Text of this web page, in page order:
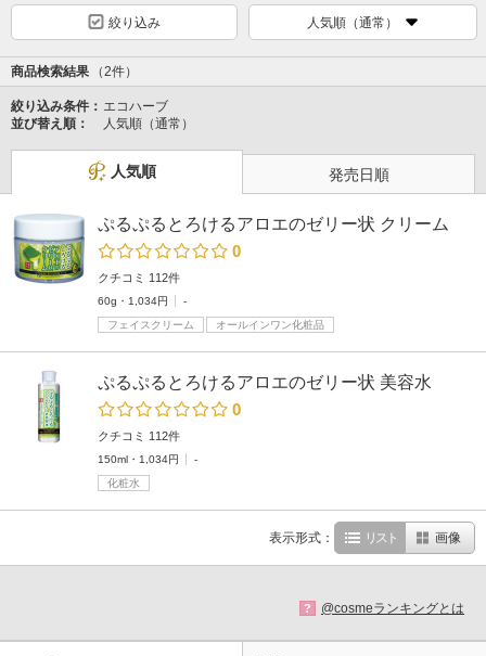
絞り込み 人気順（通常）
商品検索結果 （2件）
絞り込み条件： エコハーブ
並び替え順：
人気順（通常）
人気順 発売日順
ぷるぷるとろけるアロエのゼリー状 クリーム
0
クチコミ 112件
60g・1,034円
-
フェイスクリーム
オールインワン化粧品
ぷるぷるとろけるアロエのゼリー状 美容水
0
クチコミ 112件
150ml・1,034円
-
化粧水
表示形式： リスト 画像
? @cosmeランキングとは